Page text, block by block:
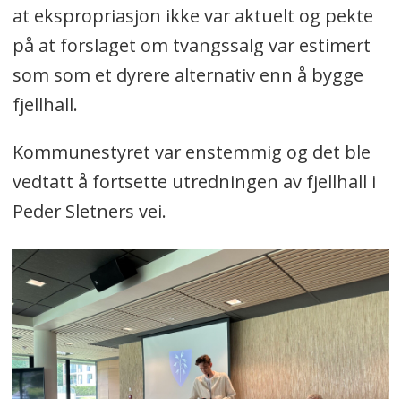
at ekspropriasjon ikke var aktuelt og pekte
på at forslaget om tvangssalg var estimert
som som et dyrere alternativ enn å bygge
fjellhall.
Kommunestyret var enstemmig og det ble
vedtatt å fortsette utredningen av fjellhall i
Peder Sletners vei.